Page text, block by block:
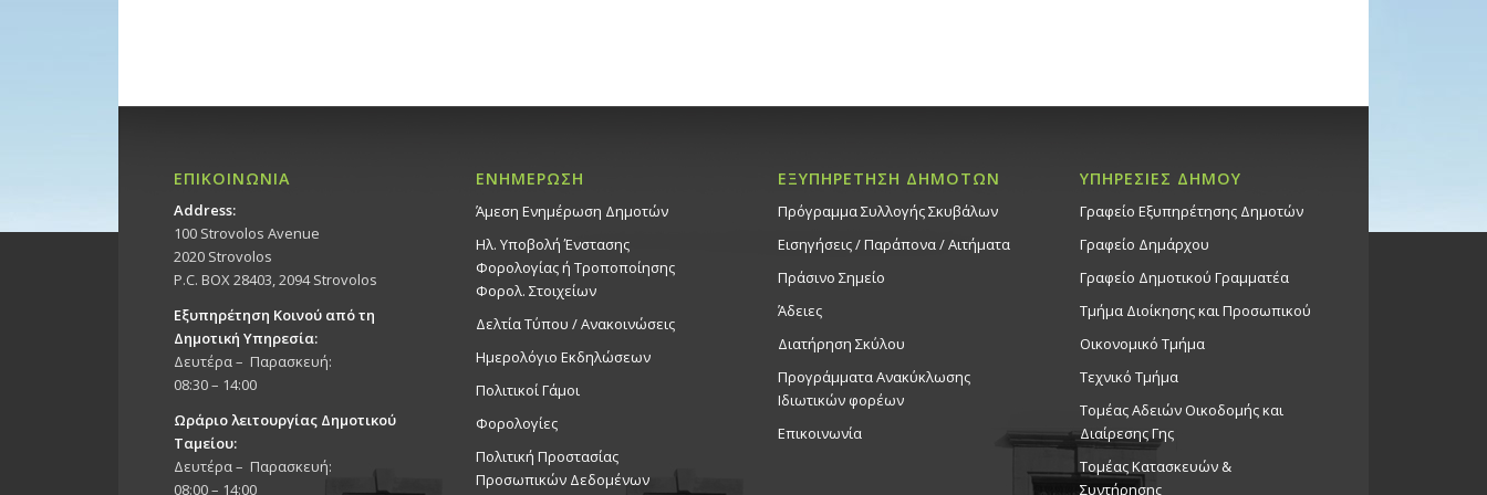
ΕΠΙΚΟΙΝΩΝΙΑ
Address:
100 Strovolos Avenue
2020 Strovolos
P.C. BOX 28403, 2094 Strovolos
Εξυπηρέτηση Κοινού από τη
Δημοτική Υπηρεσία:
Δευτέρα – Παρασκευή:
08:30 – 14:00
Ωράριο λειτουργίας Δημοτικού
Ταμείου:
Δευτέρα – Παρασκευή:
08:00 – 14:00
ΕΝΗΜΕΡΩΣΗ
Άμεση Ενημέρωση Δημοτών
Ηλ. Υποβολή Ένστασης
Φορολογίας ή Τροποποίησης
Φορολ. Στοιχείων
Δελτία Τύπου / Ανακοινώσεις
Ημερολόγιο Εκδηλώσεων
Πολιτικοί Γάμοι
Φορολογίες
Πολιτική Προστασίας
Προσωπικών Δεδομένων
ΕΞΥΠΗΡΕΤΗΣΗ ΔΗΜΟΤΩΝ
Πρόγραμμα Συλλογής Σκυβάλων
Εισηγήσεις / Παράπονα / Αιτήματα
Πράσινο Σημείο
Άδειες
Διατήρηση Σκύλου
Προγράμματα Ανακύκλωσης
Ιδιωτικών φορέων
Επικοινωνία
ΥΠΗΡΕΣΙΕΣ ΔΗΜΟΥ
Γραφείο Εξυπηρέτησης Δημοτών
Γραφείο Δημάρχου
Γραφείο Δημοτικού Γραμματέα
Τμήμα Διοίκησης και Προσωπικού
Οικονομικό Τμήμα
Τεχνικό Τμήμα
Τομέας Αδειών Οικοδομής και
Διαίρεσης Γης
Τομέας Κατασκευών &
Συντήρησης